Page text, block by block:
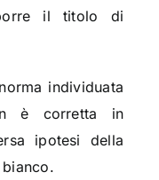
il titolo di
individuata
è corretta in
ipotesi della